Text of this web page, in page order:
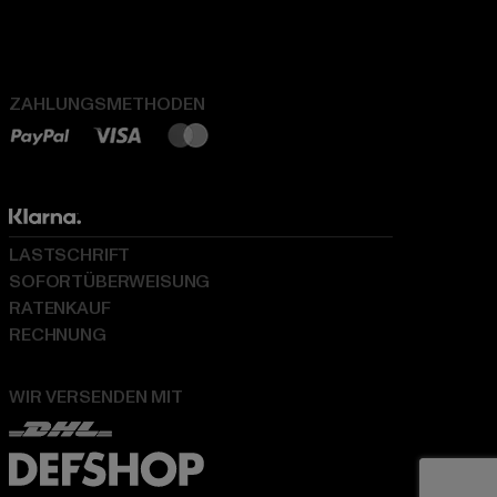
ZAHLUNGSMETHODEN
WIR VERSENDEN MIT
LASTSCHRIFT
SOFORTÜBERWEISUNG
RATENKAUF
RECHNUNG